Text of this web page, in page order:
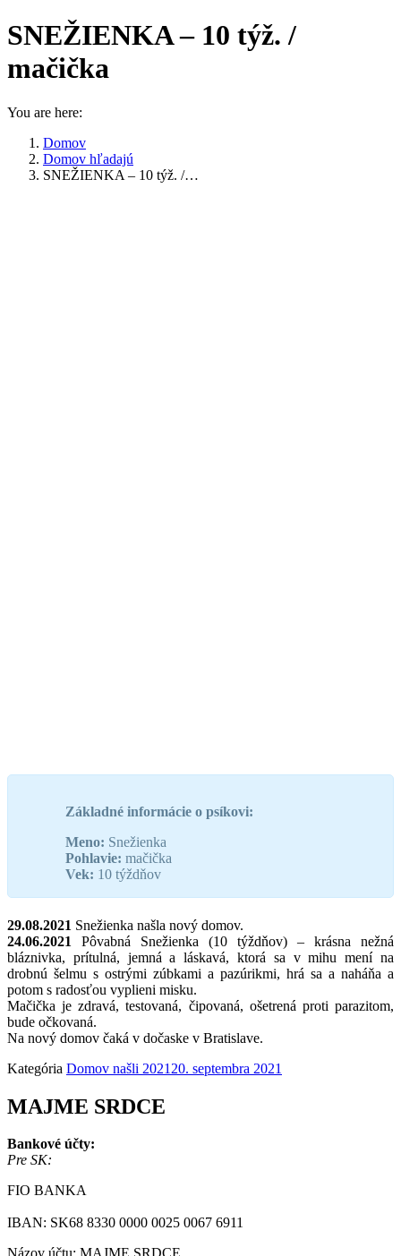
SNEŽIENKA – 10 týž. /
mačička
You are here:
Domov
Domov hľadajú
SNEŽIENKA – 10 týž. /…
Základné informácie o psíkovi:
Meno: Snežienka
Pohlavie: mačička
Vek: 10 týždňov
29.08.2021 Snežienka našla nový domov.
24.06.2021
Pôvabná Snežienka (10 týždňov) – krásna nežná
bláznivka, prítulná, jemná a láskavá, ktorá sa v mihu mení na
drobnú šelmu s ostrými zúbkami a pazúrikmi, hrá sa a naháňa a
potom s radosťou vyplieni misku.
Mačička je zdravá, testovaná, čipovaná, ošetrená proti parazitom,
bude očkovaná.
Na nový domov čaká v dočaske v Bratislave.
Kategória Domov našli 2021 20. septembra 2021
MAJME SRDCE
Bankové účty:
Pre SK:
FIO BANKA
IBAN: SK68 8330 0000 0025 0067 6911